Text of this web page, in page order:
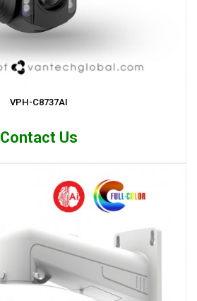
VPH-C8737AI
Contact Us